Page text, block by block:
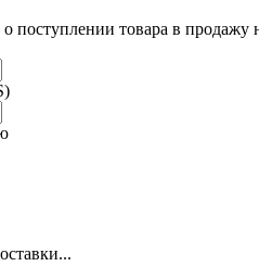
поступлении товара в продажу